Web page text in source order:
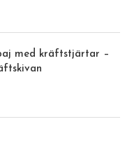
med kräftstjärtar –